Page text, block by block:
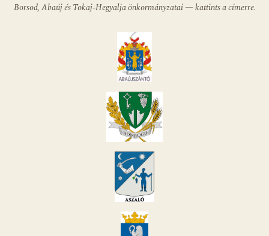
Borsod, Abaúj és Tokaj-Hegyalja önkormányzatai — kattints a címerre.